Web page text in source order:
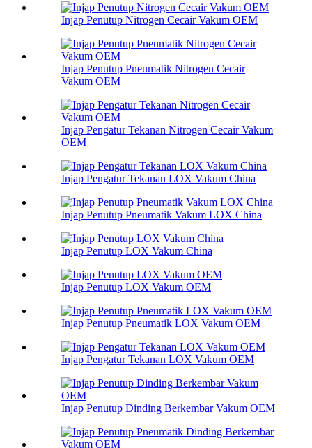
Injap Penutup Nitrogen Cecair Vakum OEM
Injap Penutup Pneumatik Nitrogen Cecair
Vakum OEM
Injap Pengatur Tekanan Nitrogen Cecair Vakum
OEM
Injap Pengatur Tekanan LOX Vakum China
Injap Penutup Pneumatik Vakum LOX China
Injap Penutup LOX Vakum China
Injap Penutup LOX Vakum OEM
Injap Penutup Pneumatik LOX Vakum OEM
Injap Pengatur Tekanan LOX Vakum OEM
Injap Penutup Dinding Berkembar Vakum OEM